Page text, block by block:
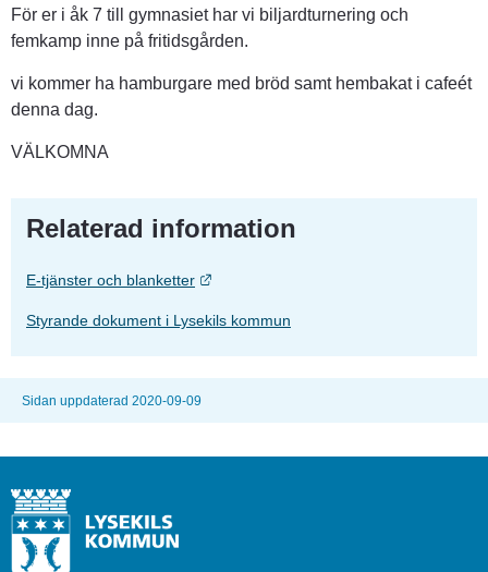
För er i åk 7 till gymnasiet har vi biljardturnering och
femkamp inne på fritidsgården.
vi kommer ha hamburgare med bröd samt hembakat i cafeét
denna dag.
VÄLKOMNA
Relaterad information
E-tjänster och blanketter Länk till annan webbplats.
Styrande dokument i Lysekils kommun
Sidan uppdaterad 2020-09-09